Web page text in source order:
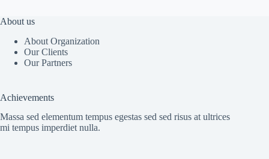
About us
About Organization
Our Clients
Our Partners
Achievements
Massa sed elementum tempus egestas sed sed risus at ultrices
mi tempus imperdiet nulla.